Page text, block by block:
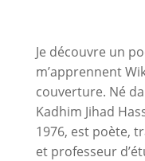
Je découvre un
m’apprennent
couverture. Né
Kadhim Jihad
1976, est poète,
et professeur